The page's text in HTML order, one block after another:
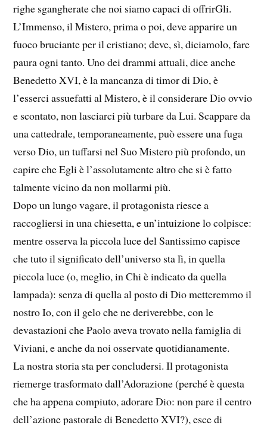
righe sgangherate che noi siamo capaci di offrirGli.
L’Immenso, il Mistero, prima o poi, deve apparire un
fuoco bruciante per il cristiano; deve, sì, diciamolo, fare
paura ogni tanto. Uno dei drammi attuali, dice anche
Benedetto XVI, è la mancanza di timor di Dio, è
l’esserci assuefatti al Mistero, è il considerare Dio ovvio
e scontato, non lasciarci più turbare da Lui. Scappare da
una cattedrale, temporaneamente, può essere una fuga
verso Dio, un tuffarsi nel Suo Mistero più profondo, un
capire che Egli è l’assolutamente altro che si è fatto
talmente vicino da non mollarmi più.
Dopo un lungo vagare, il protagonista riesce a
raccogliersi in una chiesetta, e un’intuizione lo colpisce:
mentre osserva la piccola luce del Santissimo capisce
che tuto il significato dell’universo sta lì, in quella
piccola luce (o, meglio, in Chi è indicato da quella
lampada): senza di quella al posto di Dio metteremmo il
nostro Io, con il gelo che ne deriverebbe, con le
devastazioni che Paolo aveva trovato nella famiglia di
Viviani, e anche da noi osservate quotidianamente.
La nostra storia sta per concludersi. Il protagonista
riemerge trasformato dall’Adorazione (perché è questa
che ha appena compiuto, adorare Dio: non pare il centro
dell’azione pastorale di Benedetto XVI?), esce di